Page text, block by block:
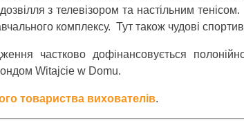
з телевізором та настільним
комплексу. Тут також чудові
частково дофінансовується
Witajcie w Domu.
товариства вихователів.